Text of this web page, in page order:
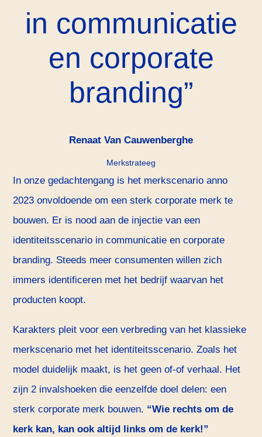
in communicatie
en corporate
branding
Renaat Van Cauwenberghe
Merkstrateeg
In onze gedachtengang is het merkscenario anno
2023 onvoldoende om een sterk corporate merk te
bouwen. Er is nood aan de injectie van een
identiteitsscenario in communicatie en corporate
branding. Steeds meer consumenten willen zich
immers identificeren met het bedrijf waarvan het
producten koopt.
Karakters pleit voor een verbreding van het klassieke
merkscenario met het identiteitsscenario. Zoals het
model duidelijk maakt, is het geen of-of verhaal. Het
zijn 2 invalshoeken die eenzelfde doel delen: een
sterk corporate merk bouwen. “Wie rechts om de
kerk kan, kan ook altijd links om de kerk!”